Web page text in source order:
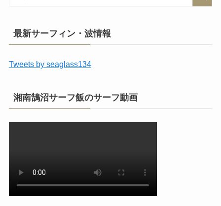
最新サーフィン・波情報
Tweets by seaglass134
湘南鵠沼サーフ飯のサーフ動画